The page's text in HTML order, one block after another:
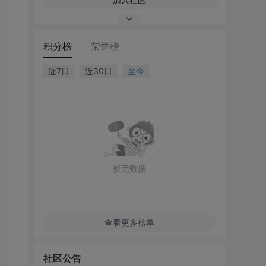
积分榜 荣誉榜
近7日 近30日 至今
暂无数据
查看更多榜单
社区公告